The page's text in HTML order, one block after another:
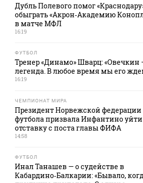
Дубль Полевого помог
обыграть «Акрон‑Академию
в матче МФЛ
16:19
ФУТБОЛ
Тренер «Динамо» Шварц: «Овечкин
легенда. В любое время мы его
16:19
ЧЕМПИОНАТ МИРА
Президент Норвежской федерации
футбола призвала Инфантино
отставку с поста главы ФИФА
14:58
ФУТБОЛ
Инал Танашев — о судействе в
Кабардино‑Балкарии: «Бывало,